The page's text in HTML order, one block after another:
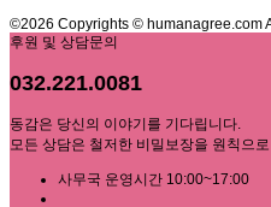
©2026 Copyrights © humanagree.com
후원 및 상담문의
032.221.0081
동감은 당신의 이야기를 기다립니다.
모든 상담은 철저한 비밀보장을 원칙으로
사무국 운영시간 10:00~17:00